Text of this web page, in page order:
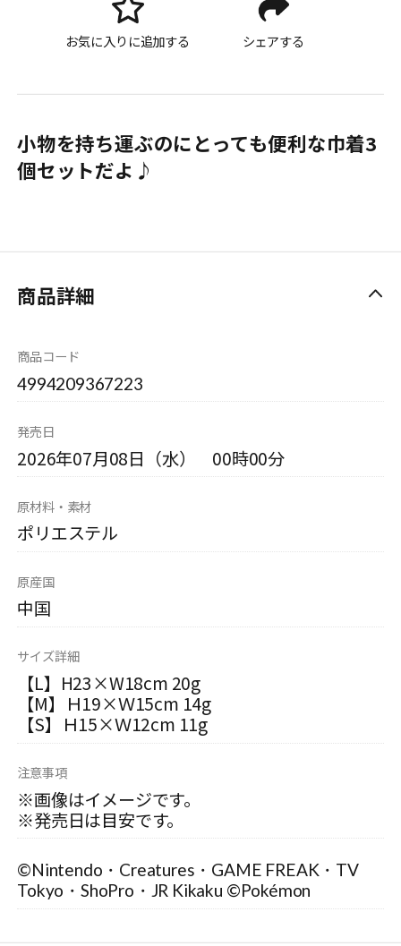
お気に入りに追加する シェアする
小物を持ち運ぶのにとっても便利な巾着3
個セットだよ♪
商品詳細
商品コード
4994209367223
発売日
2026年07月08日（水） 00時00分
原材料・素材
ポリエステル
原産国
中国
サイズ詳細
【L】H23×W18cm 20g
【M】Ｈ19×Ｗ15cm 14g
【S】Ｈ15×Ｗ12cm 11g
注意事項
※画像はイメージです。
※発売日は目安です。
©Nintendo・Creatures・GAME FREAK・TV
Tokyo・ShoPro・JR Kikaku ©Pokémon